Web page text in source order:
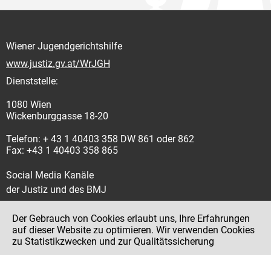
Wiener Jugendgerichtshilfe
www.justiz.gv.at/WrJGH
Dienststelle:
1080 Wien
Wickenburggasse 18-20
Telefon: + 43 1 40403 358 DW 861 oder 862
Fax: +43 1 40403 358 865
Social Media Kanäle
der Justiz und des BMJ
Impressum
Der Gebrauch von Cookies erlaubt uns, Ihre Erfahrungen
auf dieser Website zu optimieren. Wir verwenden Cookies
zu Statistikzwecken und zur Qualitätssicherung